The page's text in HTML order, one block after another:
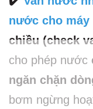
nước cho máy
chiều (check
cho phép nước
ngăn chặn
bơm ngừng